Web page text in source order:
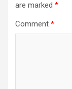
are marked *
Comment *